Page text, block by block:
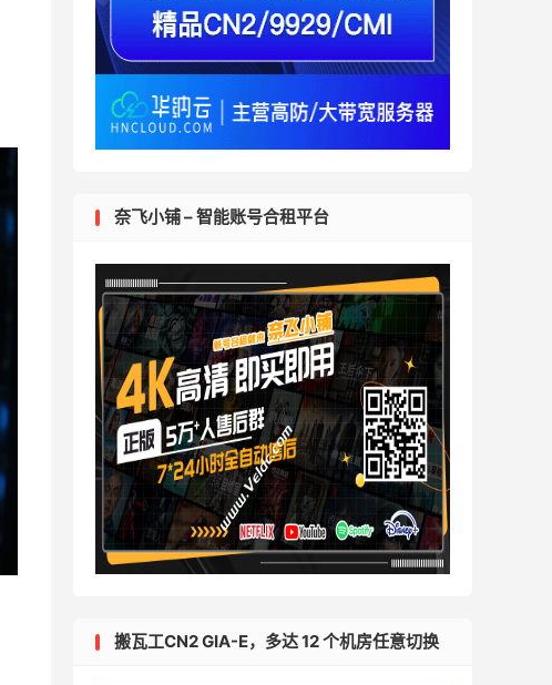
奈飞小铺 – 智能账号合租平台
搬瓦工CN2 GIA-E，多达 12 个机房任意切换